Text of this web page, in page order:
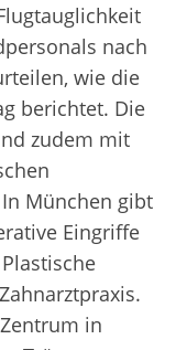
nach
wie die
berichtet. Die
zudem mit
München gibt
Eingriffe
in